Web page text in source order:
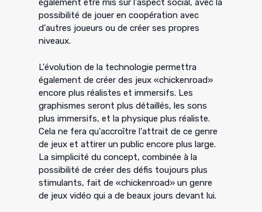
également être mis sur l'aspect social, avec la
possibilité de jouer en coopération avec
d'autres joueurs ou de créer ses propres
niveaux.
L'évolution de la technologie permettra
également de créer des jeux «chickenroad»
encore plus réalistes et immersifs. Les
graphismes seront plus détaillés, les sons
plus immersifs, et la physique plus réaliste.
Cela ne fera qu'accroître l'attrait de ce genre
de jeux et attirer un public encore plus large.
La simplicité du concept, combinée à la
possibilité de créer des défis toujours plus
stimulants, fait de «chickenroad» un genre
de jeux vidéo qui a de beaux jours devant lui.